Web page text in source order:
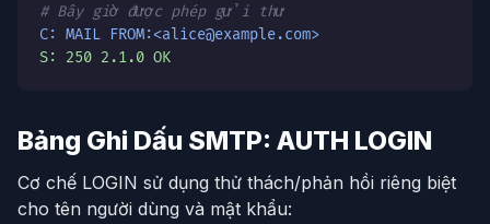
# Bây giờ được phép gửi thư
C: MAIL FROM:<alice@example.com>
S: 250 2.1.0 OK
Bảng Ghi Dấu SMTP: AUTH LOGIN
Cơ chế LOGIN sử dụng thử thách/phản hồi riêng biệt
cho tên người dùng và mật khẩu: